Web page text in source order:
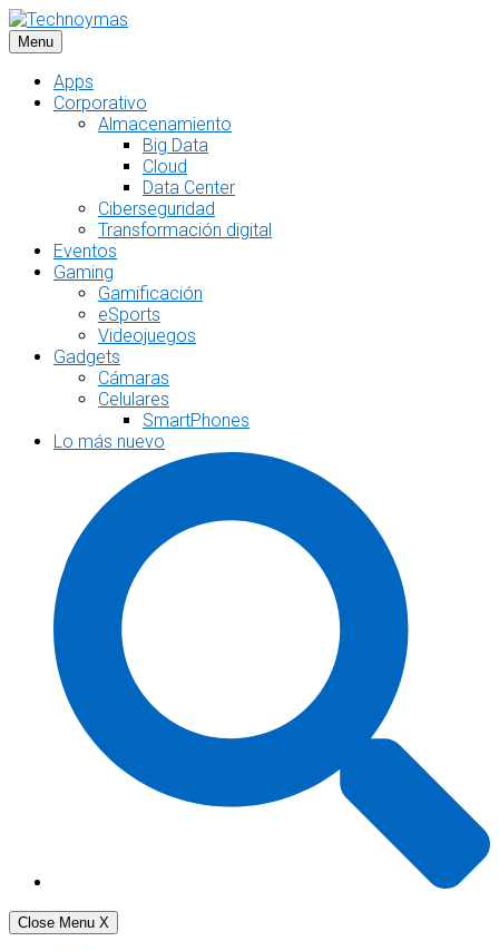
Saltar
al
contenido
Menu
Apps
Corporativo
Almacenamiento
Big Data
Cloud
Data Center
Ciberseguridad
Transformación digital
Eventos
Gaming
Gamificación
eSports
Videojuegos
Gadgets
Cámaras
Celulares
SmartPhones
Lo más nuevo
Close Menu X